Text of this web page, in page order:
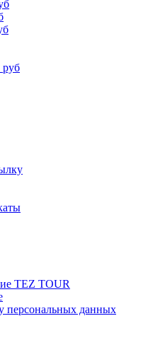
руб
TEZ TOUR
персональных данных